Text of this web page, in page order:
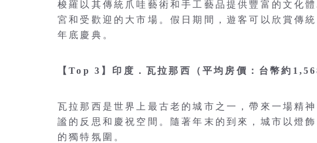
梭羅以其傳統爪哇藝術和手工藝品提供豐富的文化
宮和受歡迎的大市場。假日期間，遊客可以欣賞傳
年底慶典。
【Top 3】印度．瓦拉那西（平均房價：台幣約
瓦拉那西是世界上最古老的城市之一，帶來一場精
謐的反思和慶祝空間。隨著年末的到來，城市以燈
的獨特氛圍。